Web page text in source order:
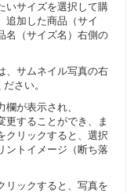
いサイズを選択して購
追加した商品（サイ
名（サイズ名）右側の
、サムネイル写真の右
さい。
が表示され、
更することができ、ま
クリックすると、選択
ントイメージ（断ち落
リックすると、写真を